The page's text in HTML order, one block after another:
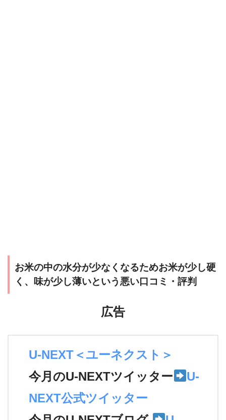
お米の中の水分が少なくなるためお米が少し硬
く、味が少し薄いという悪い口コミ・評判
広告
U-NEXT＜ユーネクスト＞
今月のU-NEXTツイッター
U-
NEXT公式ツイッター